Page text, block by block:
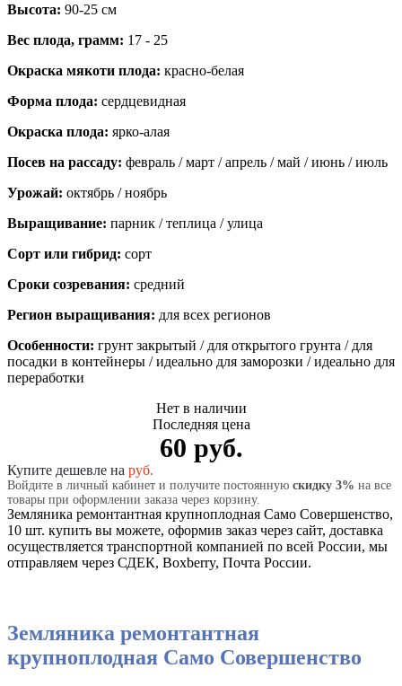
Высота: 90-25 см
Вес плода, грамм: 17 - 25
Окраска мякоти плода: красно-белая
Форма плода: сердцевидная
Окраска плода: ярко-алая
Посев на рассаду: февраль / март / апрель / май / июнь / июль
Урожай: октябрь / ноябрь
Выращивание: парник / теплица / улица
Сорт или гибрид: сорт
Сроки созревания: средний
Регион выращивания: для всех регионов
Особенности: грунт закрытый / для открытого грунта / для
посадки в контейнеры / идеально для заморозки / идеально для
переработки
Нет в наличии
Последняя цена
60 руб.
Купите дешевле на руб.
Войдите в личный кабинет и получите постоянную скидку 3% на все
товары при оформлении заказа через корзину.
Земляника ремонтантная крупноплодная Само Совершенство,
10 шт. купить вы можете, оформив заказ через сайт, доставка
осуществляется транспортной компанией по всей России, мы
отправляем через СДЕК, Boxberry, Почта России.
Земляника ремонтантная
крупноплодная Само Совершенство